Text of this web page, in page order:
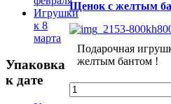
Щенок с желтым
Подарочная
желтым бантом !
Игрушки
к 8
марта
Упаковка
к дате